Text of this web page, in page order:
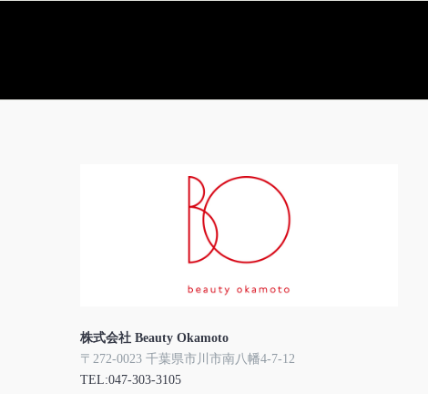
株式会社 Beauty Okamoto
〒272-0023 千葉県市川市南八幡4-7-12
TEL:047-303-3105